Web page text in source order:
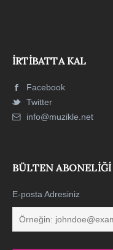
İRTIBATTA KAL
Facebook
Twitter
info@muzikle.net
BÜLTEN ABONELIĞI
E-posta Adresiniz